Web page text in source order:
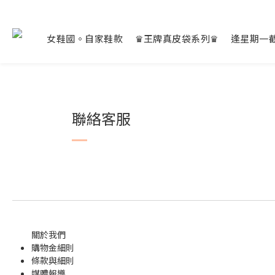
女鞋國。自家鞋款 ♛王牌真皮袋系列♛ 逢星期一
聯絡客服
關於我們
購物金細則
條款與細則